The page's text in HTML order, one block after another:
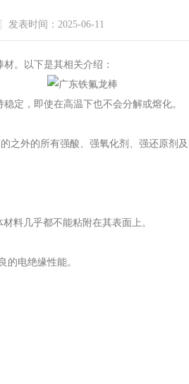
发表时间：2025-06-11
。以下是其相关介绍：
定，即使在高温下也不会分解或熔化。
外的所有强酸、强氧化剂、强还原剂及
料几乎都不能粘附在其表面上。
的电绝缘性能。